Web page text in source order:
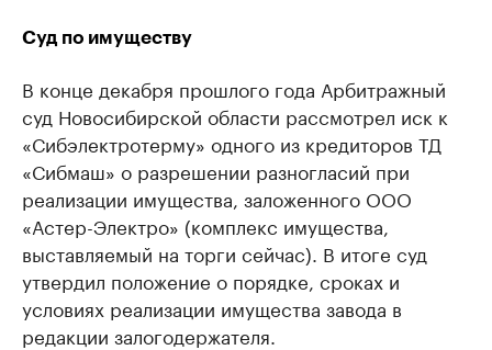
Суд по имуществу
В конце декабря прошлого года Арбитражный
суд Новосибирской области рассмотрел иск к
«Сибэлектротерму» одного из кредиторов ТД
«Сибмаш» о разрешении разногласий при
реализации имущества, заложенного ООО
«Астер-Электро» (комплекс имущества,
выставляемый на торги сейчас). В итоге суд
утвердил положение о порядке, сроках и
условиях реализации имущества завода в
редакции залогодержателя.